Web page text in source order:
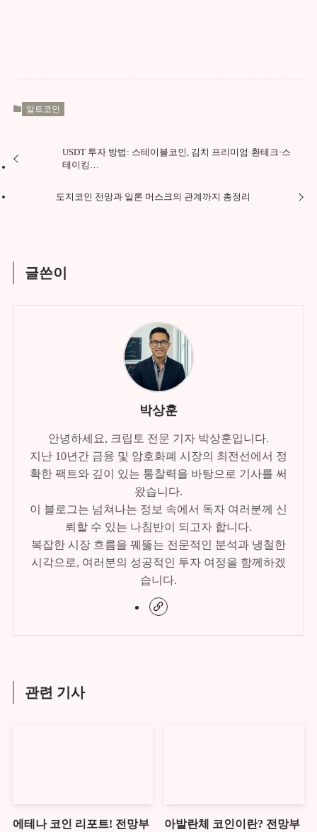
알트코인
USDT 투자 방법: 스테이블코인, 김치 프리미엄·환테크·스
테이킹…
도지코인 전망과 일론 머스크의 관계까지 총정리
글쓴이
박상훈
안녕하세요, 크립토 전문 기자 박상훈입니다.
지난 10년간 금융 및 암호화폐 시장의 최전선에서 정
확한 팩트와 깊이 있는 통찰력을 바탕으로 기사를 써
왔습니다.
이 블로그는 넘쳐나는 정보 속에서 독자 여러분께 신
뢰할 수 있는 나침반이 되고자 합니다.
복잡한 시장 흐름을 꿰뚫는 전문적인 분석과 냉철한
시각으로, 여러분의 성공적인 투자 여정을 함께하겠
습니다.
관련 기사
에테나 코인 리포트! 전망부
아발란체 코인이란? 전망부